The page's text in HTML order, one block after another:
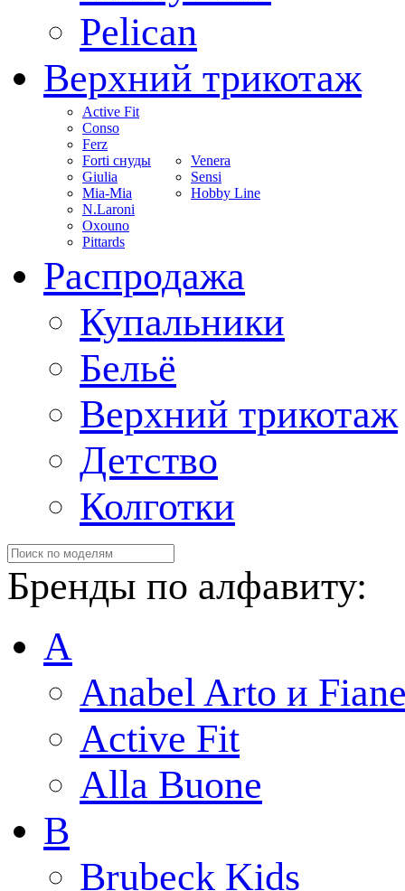
Pelican
Верхний трикотаж
Active Fit
Conso
Ferz
Forti снуды
Giulia
Mia-Mia
N.Laroni
Oxouno
Pittards
Venera
Sensi
Hobby Line
Распродажа
Купальники
Бельё
Верхний трикотаж
Детство
Колготки
Бренды по алфавиту:
A
Anabel Arto и
Active Fit
Alla Buone
B
Brubeck Kids